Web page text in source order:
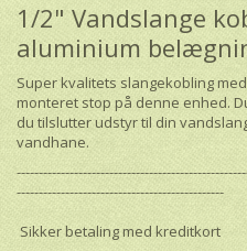
1/2" Vandslange
aluminium
Super kvalitets slangekobling
monteret stop på denne enhed.
du tilslutter udstyr til din
vandhane.
-----------------------------------------------
Sikker betaling med kreditkort